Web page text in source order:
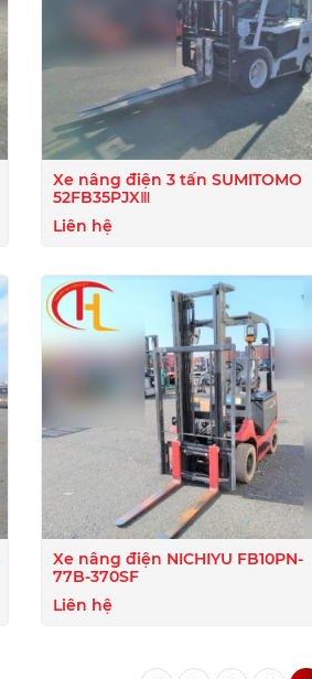
Xe nâng điện 3 tấn SUMITOMO
52FB35PJXⅢ
Liên hệ
Xe nâng điện NICHIYU FB10PN-
77B-370SF
Liên hệ